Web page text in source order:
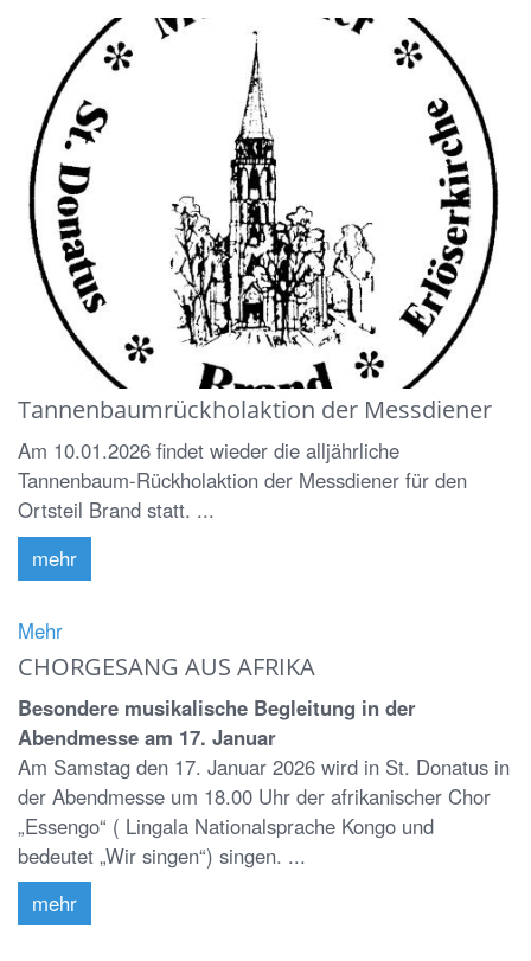
Tannenbaumrückholaktion der Messdiener
Am 10.01.2026 findet wieder die alljährliche
Tannenbaum-Rückholaktion der Messdiener für den
Ortsteil Brand statt. ...
mehr
Mehr
CHORGESANG AUS AFRIKA
Besondere musikalische Begleitung in der
Abendmesse am 17. Januar
Am Samstag den 17. Januar 2026 wird in St. Donatus in
der Abendmesse um 18.00 Uhr der afrikanischer Chor
„Essengo“ ( Lingala Nationalsprache Kongo und
bedeutet „Wir singen“) singen. ...
mehr